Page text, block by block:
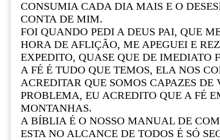
CONSUMIA CADA DIA MAIS E O
CONTA DE MIM.
FOI QUANDO PEDI A DEUS PAI, QUE
HORA DE AFLIÇÃO, ME APEGUEI E
EXPEDITO, QUASE QUE DE IMEDIATO
A FÉ É TUDO QUE TEMOS, ELA NOS
ACREDITAR QUE SOMOS CAPAZES DE
PROBLEMA, EU ACREDITO QUE A FÉ
MONTANHAS.
A BÍBLIA É O NOSSO MANUAL DE
ESTA NO ALCANCE DE TODOS É SÓ